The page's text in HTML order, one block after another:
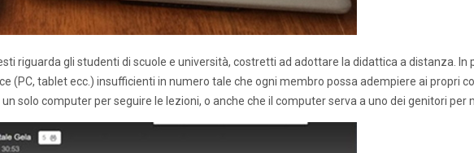
riguarda gli studenti di scuole e università, costretti ad adottare la didattica a distanza.
(PC, tablet ecc.) insufficienti in numero tale che ogni membro possa adempiere ai propri
solo computer per seguire le lezioni, o anche che il computer serva a uno dei genitori per